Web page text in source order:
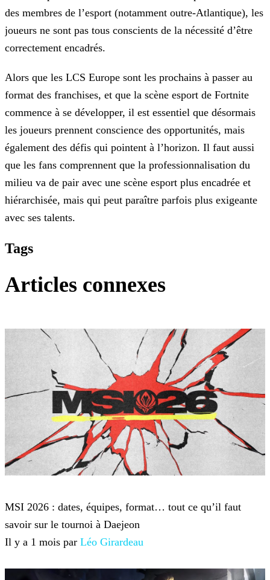
des membres de l’esport (notamment outre-Atlantique), les
joueurs ne sont pas tous conscients de la nécessité d’être
correctement encadrés.
Alors que les LCS Europe sont les prochains à passer au
format des franchises, et que la scène esport de Fortnite
commence à se développer, il est essentiel que désormais
les joueurs prennent conscience des opportunités, mais
également des défis qui pointent à l’horizon. Il faut aussi
que les fans comprennent que la professionnalisation du
milieu va de pair avec une scène esport plus encadrée et
hiérarchisée, mais qui peut paraître parfois plus exigeante
avec ses talents.
Tags
Articles connexes
MSI 2026 : dates, équipes, format… tout ce qu’il faut
savoir sur le tournoi à Daejeon
Il y a 1 mois par Léo Girardeau